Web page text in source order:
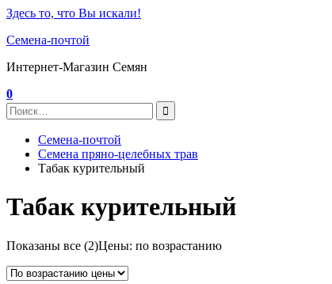
Здесь то, что Вы искали!
Семена-почтой
Интернет-Магазин Семян
0
Семена-почтой
Семена пряно-целебных трав
Табак курительный
Табак курительный
Показаны все (2)Цены: по возрастанию